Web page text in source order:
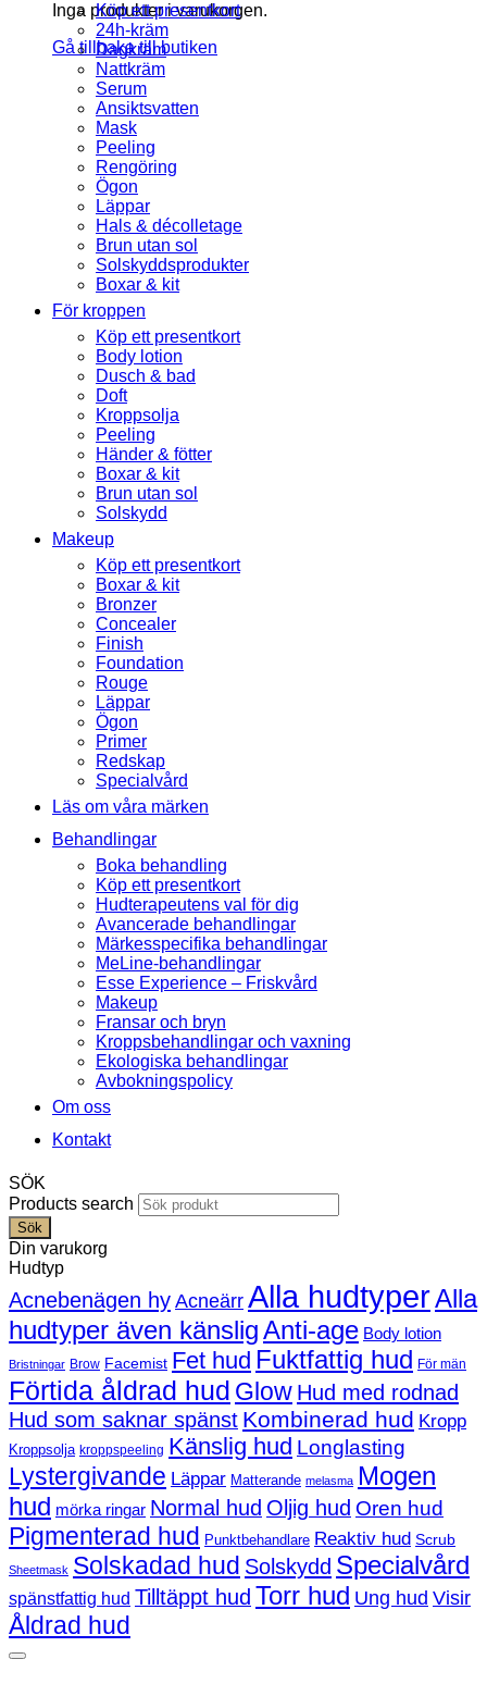
Inga produkter i varukorgen.
Gå tillbaka till butiken
Köp ett presentkort
24h-kräm
Dagkräm
Nattkräm
Serum
Ansiktsvatten
Mask
Peeling
Rengöring
Ögon
Läppar
Hals & décolletage
Brun utan sol
Solskyddsprodukter
Boxar & kit
För kroppen
Köp ett presentkort
Body lotion
Dusch & bad
Doft
Kroppsolja
Peeling
Händer & fötter
Boxar & kit
Brun utan sol
Solskydd
Makeup
Köp ett presentkort
Boxar & kit
Bronzer
Concealer
Finish
Foundation
Rouge
Läppar
Ögon
Primer
Redskap
Specialvård
Läs om våra märken
Behandlingar
Boka behandling
Köp ett presentkort
Hudterapeutens val för dig
Avancerade behandlingar
Märkesspecifika behandlingar
MeLine-behandlingar
Esse Experience – Friskvård
Makeup
Fransar och bryn
Kroppsbehandlingar och vaxning
Ekologiska behandlingar
Avbokningspolicy
Om oss
Kontakt
SÖK
Products search
Sök
Din varukorg
Hudtyp
Acnebenägen hy Acneärr Alla hudtyperAlla
hudtyper även känsligAnti-age Body lotion
Bristningar Brow Facemist Fet hud Fuktfattig hud För män
Förtida åldrad hud Glow Hud med rodnad
Hud som saknar spänst Kombinerad hud Kropp
Kroppsolja kroppspeeling Känslig hud Longlasting
Lystergivande Läppar Matterande melasma Mogen
hud mörka ringar Normal hud Oljig hud Oren hud
Pigmenterad hud Punktbehandlare Reaktiv hud Scrub
Sheetmask Solskadad hud Solskydd Specialvård
spänstfattig hud Tilltäppt hud Torr hud Ung hud Visir
Åldrad hud